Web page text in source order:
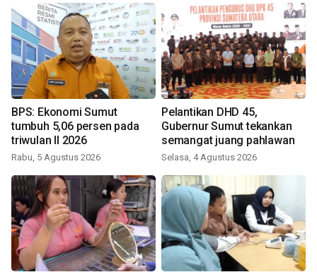
BPS: Ekonomi Sumut
tumbuh 5,06 persen pada
triwulan II 2026
Rabu, 5 Agustus 2026
Pelantikan DHD 45,
Gubernur Sumut tekankan
semangat juang pahlawan
Selasa, 4 Agustus 2026